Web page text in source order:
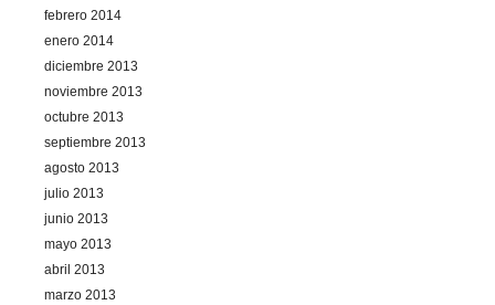
febrero 2014
enero 2014
diciembre 2013
noviembre 2013
octubre 2013
septiembre 2013
agosto 2013
julio 2013
junio 2013
mayo 2013
abril 2013
marzo 2013